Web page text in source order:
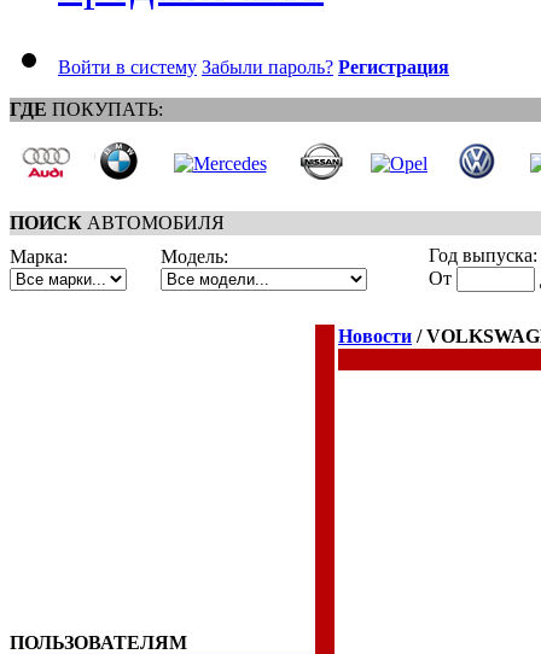
Войти в систему Забыли пароль? Регистрация
ГДЕ ПОКУПАТЬ:
ПОИСК АВТОМОБИЛЯ
Марка:
Модель:
Год выпуска:
От
ПОЛЬЗОВАТЕЛЯМ
Новости /